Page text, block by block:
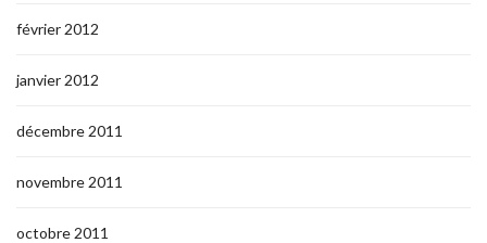
février 2012
janvier 2012
décembre 2011
novembre 2011
octobre 2011